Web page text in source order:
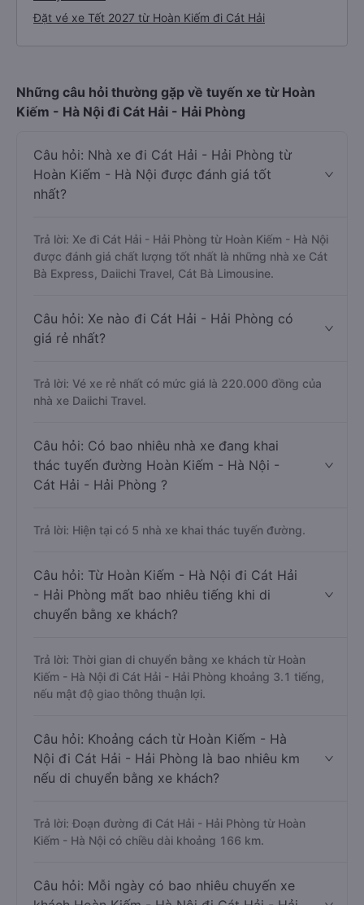
Đặt vé xe Tết 2027 từ Hoàn Kiếm đi Cát Hải
Những câu hỏi thường gặp về tuyến xe từ Hoàn
Kiếm - Hà Nội đi Cát Hải - Hải Phòng
Câu hỏi: Nhà xe đi Cát Hải - Hải Phòng từ
Hoàn Kiếm - Hà Nội được đánh giá tốt
nhất?
Trả lời: Xe đi Cát Hải - Hải Phòng từ Hoàn Kiếm - Hà Nội
được đánh giá chất lượng tốt nhất là những nhà xe Cát
Bà Express, Daiichi Travel, Cát Bà Limousine.
Câu hỏi: Xe nào đi Cát Hải - Hải Phòng có
giá rẻ nhất?
Trả lời: Vé xe rẻ nhất có mức giá là 220.000 đồng của
nhà xe Daiichi Travel.
Câu hỏi: Có bao nhiêu nhà xe đang khai
thác tuyến đường Hoàn Kiếm - Hà Nội -
Cát Hải - Hải Phòng ?
Trả lời: Hiện tại có 5 nhà xe khai thác tuyến đường.
Câu hỏi: Từ Hoàn Kiếm - Hà Nội đi Cát Hải
- Hải Phòng mất bao nhiêu tiếng khi di
chuyển bằng xe khách?
Trả lời: Thời gian di chuyển bằng xe khách từ Hoàn
Kiếm - Hà Nội đi Cát Hải - Hải Phòng khoảng 3.1 tiếng,
nếu mật độ giao thông thuận lợi.
Câu hỏi: Khoảng cách từ Hoàn Kiếm - Hà
Nội đi Cát Hải - Hải Phòng là bao nhiêu km
nếu di chuyển bằng xe khách?
Trả lời: Đoạn đường đi Cát Hải - Hải Phòng từ Hoàn
Kiếm - Hà Nội có chiều dài khoảng 166 km.
Câu hỏi: Mỗi ngày có bao nhiêu chuyến xe